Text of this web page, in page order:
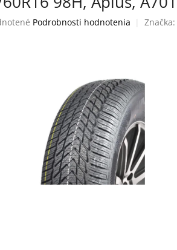
Podrobnosti hodnotenia Značka: